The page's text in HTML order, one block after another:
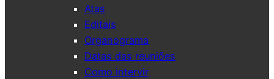
Atas
Editais
Organograma
Datas das reuniões
Como intervir